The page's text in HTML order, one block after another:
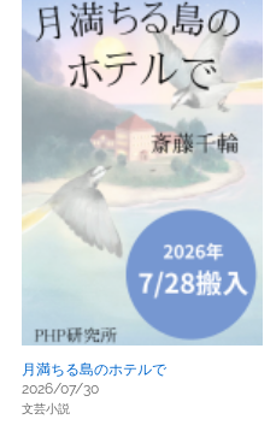
月満ちる島のホテルで
2026/07/30
文芸小説